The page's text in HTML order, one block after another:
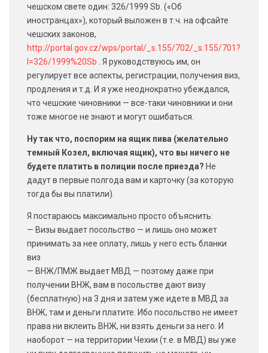
чешском свете один: 326/1999 Sb. («Об
иностранцах»), который выложен в т.ч. на офсайте
чешских законов,
http://portal.gov.cz/wps/portal/_s.155/702/_s.155/701?
l=326/1999%20Sb . Я руководствуюсь им, он
регулирует все аспекты, регистрации, получения виз,
продления и т.д. И я уже неоднократно убеждался,
что чешские чиновники — все-таки чиновники и они
тоже многое не знают и могут ошибаться.
Ну так что, поспорим на ящик пива (желательно
темный Козел, включая ящик), что вы ничего не
будете платить в полиции после приезда? Не
дадут в первые полгода вам и карточку (за которую
тогда бы вы платили).
Я постараюсь максимально просто объяснить:
— Визы выдает посольство — и лишь оно может
принимать за нее оплату, лишь у него есть бланки
виз
— ВНЖ/ПМЖ выдает МВД — поэтому даже при
получении ВНЖ, вам в посольстве дают визу
(бесплатную) на 3 дня и затем уже идете в МВД за
ВНЖ, там и деньги платите. Ибо посольство не имеет
права ни вклеить ВНЖ, ни взять деньги за него. И
наоборот — на территории Чехии (т.е. в МВД) вы уже